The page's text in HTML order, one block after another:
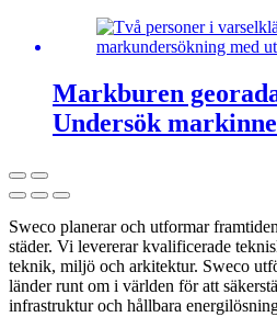
Markburen
Undersök
Sweco planerar och utformar
städer. Vi levererar kvalificerade
teknik, miljö och arkitektur. Sweco
länder runt om i världen för att
infrastruktur och hållbara